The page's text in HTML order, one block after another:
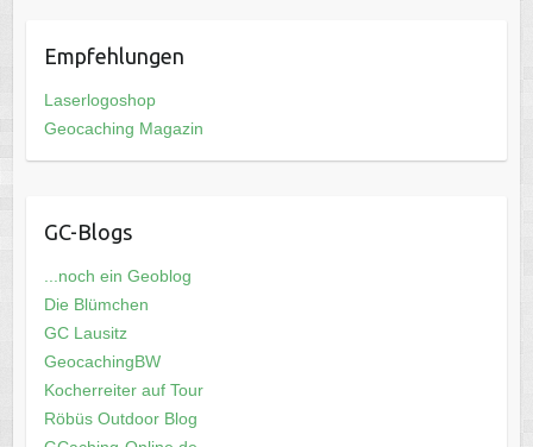
Empfehlungen
Laserlogoshop
Geocaching Magazin
GC-Blogs
...noch ein Geoblog
Die Blümchen
GC Lausitz
GeocachingBW
Kocherreiter auf Tour
Röbüs Outdoor Blog